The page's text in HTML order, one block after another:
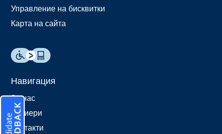
Управление на бисквитки
Карта на сайта
Навигация
За нас
Кариери
Контакти